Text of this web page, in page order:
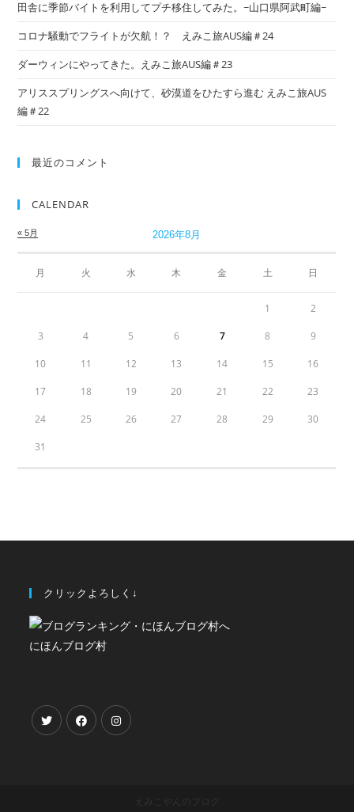
田舎に季節バイトを利用してプチ移住してみた。~山口県阿武町編~
コロナ騒動でフライトが欠航！？ えみこ旅AUS編＃24
ダーウィンにやってきた。えみこ旅AUS編＃23
アリススプリングスへ向けて、砂漠道をひたすら進む えみこ旅AUS
編＃22
最近のコメント
CALENDAR
2026年8月
月 火 水 木 金 土 日
« 5月
1 2
3 4 5 6 7 8 9
10 11 12 13 14 15 16
17 18 19 20 21 22 23
24 25 26 27 28 29 30
31
クリックよろしく↓
にほんブログ村